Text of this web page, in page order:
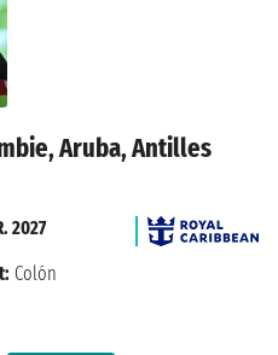
Aruba, Antilles
2027
Colón